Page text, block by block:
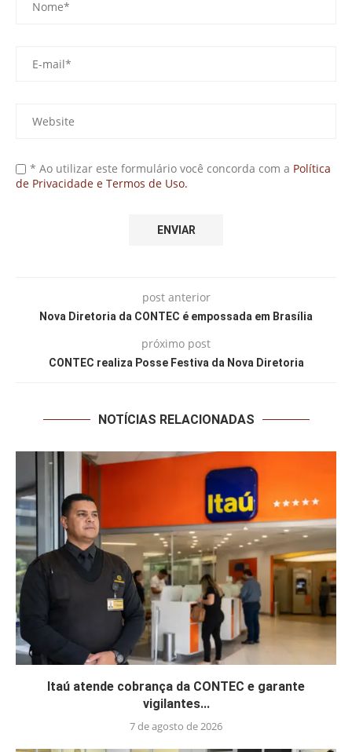
* Ao utilizar este formulário você concorda com a Política
de Privacidade e Termos de Uso.
post anterior
Nova Diretoria da CONTEC é empossada em Brasília
próximo post
CONTEC realiza Posse Festiva da Nova Diretoria
NOTÍCIAS RELACIONADAS
Itaú atende cobrança da CONTEC e garante
vigilantes...
7 de agosto de 2026